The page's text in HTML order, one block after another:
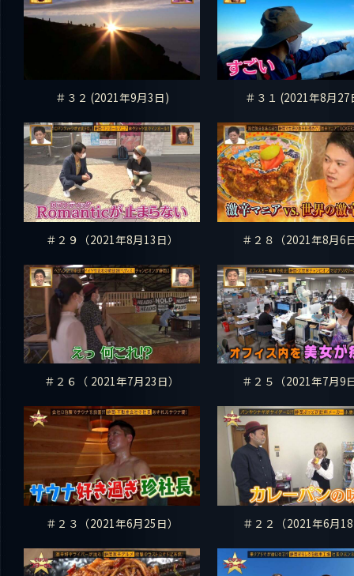
＃３２ (2021年9月3日) ＃３１ (2021年8月27
＃２９（2021年8月13日） ＃２８（2021年8月6
＃２６（ 2021年7月23日） ＃２５（2021年7月9
＃２３（2021年6月25日） ＃２２（2021年6月